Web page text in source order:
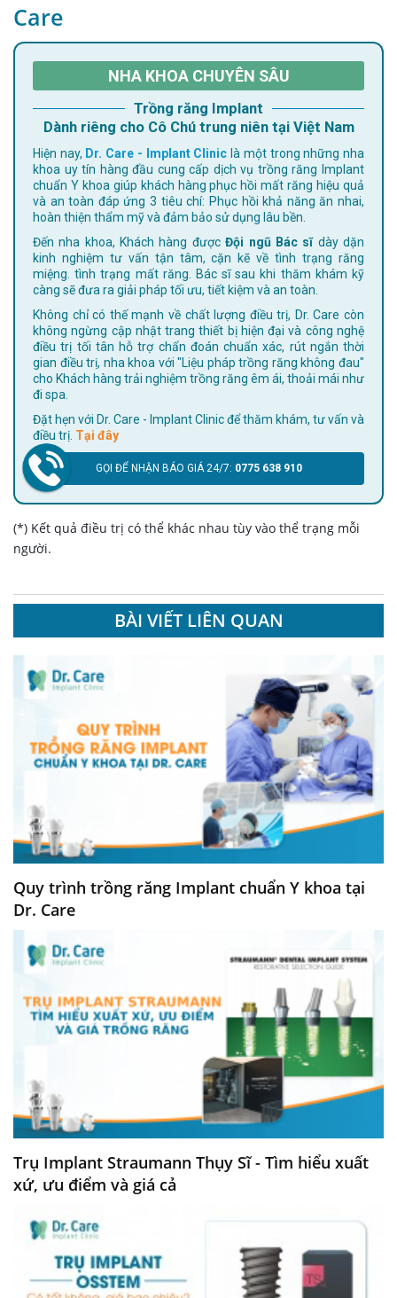
Care
NHA KHOA CHUYÊN SÂU
Trồng răng Implant
Dành riêng cho Cô Chú trung niên tại Việt Nam
Hiện nay, Dr. Care - Implant Clinic là một trong những nha
khoa uy tín hàng đầu cung cấp dịch vụ trồng răng Implant
chuẩn Y khoa giúp khách hàng phục hồi mất răng hiệu quả
và an toàn đáp ứng 3 tiêu chí: Phục hồi khả năng ăn nhai,
hoàn thiện thẩm mỹ và đảm bảo sử dụng lâu bền.
Đến nha khoa, Khách hàng đượcĐội ngũ Bác sĩdày dặn
kinh nghiệm tư vấn tận tâm, cặn kẽ về tình trạng răng
miệng. tình trạng mất răng. Bác sĩ sau khi thăm khám kỹ
càng sẽ đưa ra giải pháp tối ưu, tiết kiệm và an toàn.
Không chỉ có thế mạnh về chất lượng điều trị, Dr. Care còn
không ngừng cập nhật trang thiết bị hiện đại và công nghệ
điều trị tối tân hỗ trợ chẩn đoán chuẩn xác, rút ngắn thời
gian điều trị, nha khoa với "Liệu pháp trồng răng không đau"
cho Khách hàng trải nghiệm trồng răng êm ái, thoải mái như
đi spa.
Đặt hẹn với Dr. Care - Implant Clinic để thăm khám, tư vấn và
điều trị. Tại đây
GỌI ĐỂ NHẬN BÁO GIÁ 24/7: 0775 638 910
(*) Kết quả điều trị có thể khác nhau tùy vào thể trạng mỗi
người.
BÀI VIẾT LIÊN QUAN
Quy trình trồng răng Implant chuẩn Y khoa tại
Dr. Care
Trụ Implant Straumann Thụy Sĩ - Tìm hiểu xuất
xứ, ưu điểm và giá cả